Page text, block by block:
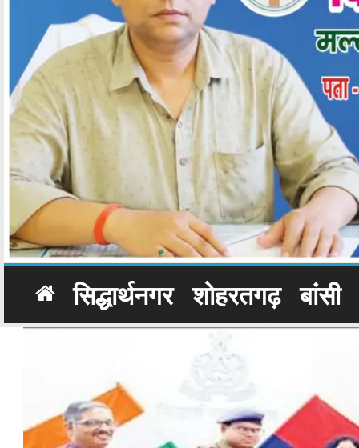
सिद्धार्थनगर शोहरतगढ़ बांसी